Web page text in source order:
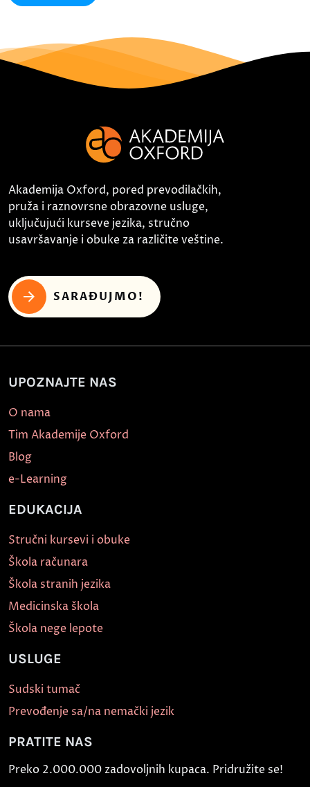
Akademija Oxford, pored prevodilačkih,
pruža i raznovrsne obrazovne usluge,
uključujući kurseve jezika, stručno
usavršavanje i obuke za različite veštine.
SARAĐUJMO!
UPOZNAJTE NAS
O nama
Tim Akademije Oxford
Blog
e-Learning
EDUKACIJA
Stručni kursevi i obuke
Škola računara
Škola stranih jezika
Medicinska škola
Škola nege lepote
USLUGE
Sudski tumač
Prevođenje sa/na nemački jezik
PRATITE NAS
Preko 2.000.000 zadovoljnih kupaca. Pridružite se!